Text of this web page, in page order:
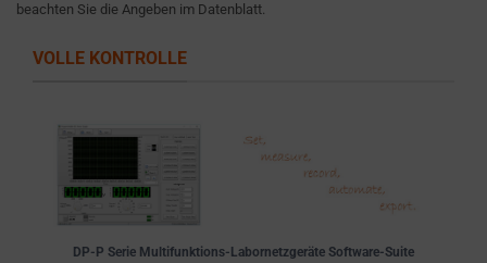
beachten Sie die Angeben im Datenblatt.
VOLLE KONTROLLE
DP-P Serie Multifunktions-Labornetzgeräte Software-Suite